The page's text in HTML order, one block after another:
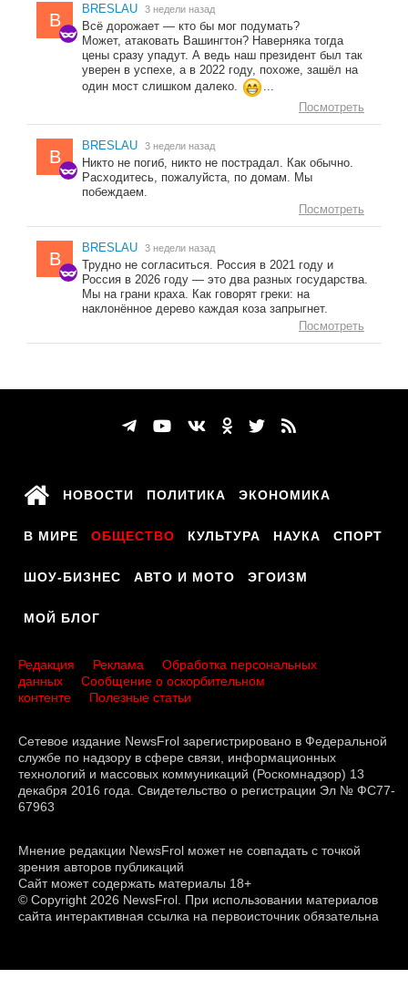
B
BRESLAU 3 недели назад
Всё дорожает — кто бы мог подумать?
Может, атаковать Вашингтон? Наверняка тогда
цены сразу упадут. А ведь наш президент был так
уверен в успехе, а в 2022 году, похоже, зашёл на
один мост слишком далеко.
...
Посмотреть
B
BRESLAU 3 недели назад
Никто не погиб, никто не пострадал. Как обычно.
Расходитесь, пожалуйста, по домам. Мы
побеждаем.
Посмотреть
B
BRESLAU 3 недели назад
Трудно не согласиться. Россия в 2021 году и
Россия в 2026 году — это два разных государства.
Мы на грани краха. Как говорят греки: на
наклонённое дерево каждая коза запрыгнет.
Посмотреть
НОВОСТИ ПОЛИТИКА ЭКОНОМИКА
В МИРЕ ОБЩЕСТВО КУЛЬТУРА НАУКА СПОРТ
ШОУ-БИЗНЕС АВТО И МОТО ЭГОИЗМ
МОЙ БЛОГ
Редакция Реклама
Обработка персональных
данных
Сообщение о оскорбительном
контенте
Полезные статьи
Сетевое издание NewsFrol зарегистрировано в Федеральной
службе по надзору в сфере связи, информационных
технологий и массовых коммуникаций (Роскомнадзор) 13
декабря 2016 года. Свидетельство о регистрации Эл № ФС77-
67963
Мнение редакции NewsFrol может не совпадать с точкой
зрения авторов публикаций
Сайт может содержать материалы 18+
© Copyright 2026 NewsFrol. При использовании материалов
сайта интерактивная ссылка на первоисточник обязательна